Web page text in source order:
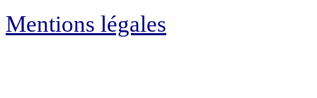
Mentions légales